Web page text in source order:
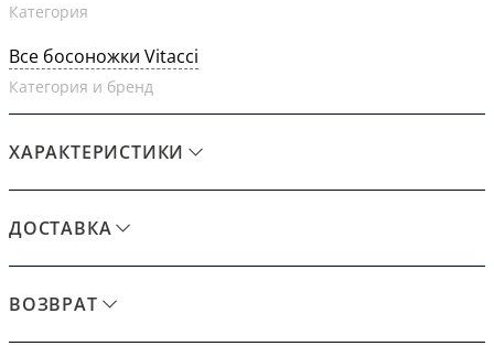
Категория
Все босоножки Vitacci
Категория и бренд
ХАРАКТЕРИСТИКИ
ДОСТАВКА
ВОЗВРАТ